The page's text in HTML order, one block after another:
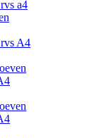
a4
rvs A4